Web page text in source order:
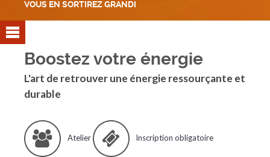
VOUS EN SORTIREZ GRANDI
Boostez votre énergie
L'art de retrouver une énergie ressourçante et
durable
Atelier Inscription obligatoire